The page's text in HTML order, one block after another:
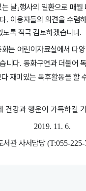
는 날」행사의 일환으로 매월
. 이용자들의 의견을 수렴
도록 적극 검토하겠습니다.
는 어린이자료실에서 다
니다. 동화구연과 더불어
재미있는 독후활동을 할
건강과 행운이 가득하길
2019. 11. 6.
서관 사서담당(T:055-